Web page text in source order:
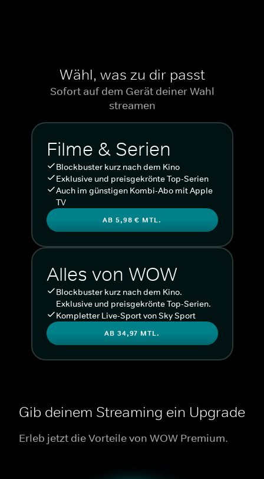
Wähl, was zu dir passt
Sofort auf dem Gerät deiner Wahl
streamen
Filme & Serien
Blockbuster kurz nach dem Kino
Exklusive und preisgekrönte Top-Serien
Auch im günstigen Kombi-Abo mit Apple
TV
AB 5,98 € MTL.
Alles von WOW
Blockbuster kurz nach dem Kino.
Exklusive und preisgekrönte Top-Serien.
Kompletter Live-Sport von Sky Sport
AB 34,97 MTL.
Gib deinem Streaming ein Upgrade
Erleb jetzt die Vorteile von WOW Premium.